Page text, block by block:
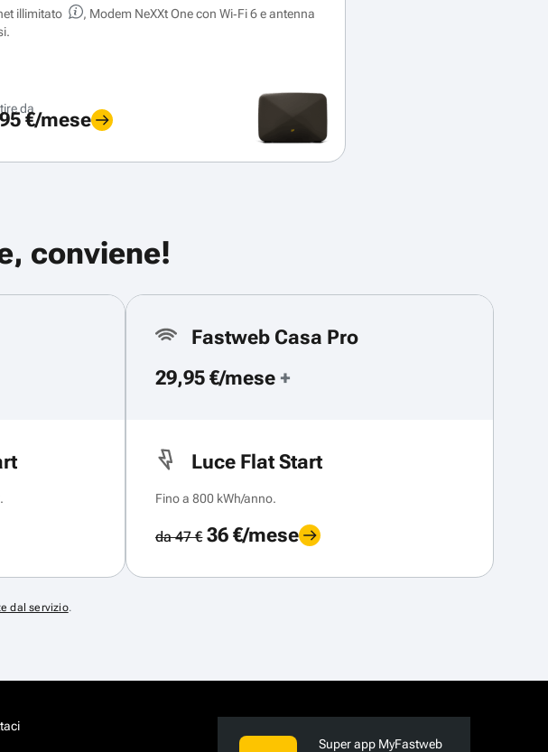
illimitato
, Modem NeXXt One con Wi‑Fi 6 e antenna
da€/mese
conviene!
Fastweb Casa Pro
29,95 €/mese +
Luce Flat Start
Fino a 800 kWh/anno.
da 47 €36 €/mese
dal servizio.
Super app MyFastweb